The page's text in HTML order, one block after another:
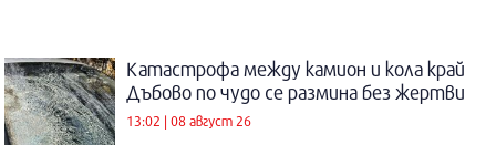
Катастрофа между камион и кола край
Дъбово по чудо се размина без жертви
13:02 | 08 август 26